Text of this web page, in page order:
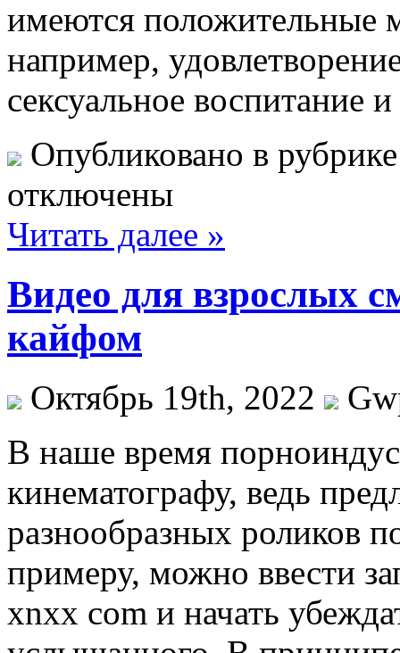
имеются положительные
например,
сексуальное
Опубликовано в
отключены
Читать далее »
Видео для взрослых
кайфом
Октябрь 19th, 2022
В нaшe врeмя
кинематографу, ведь
разнообразных роликов
примеру, можно ввести
xnxx com и начать